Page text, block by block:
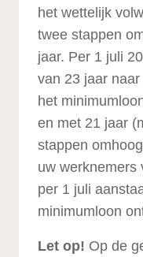
het wettelijk
twee stappen
jaar. Per 1 juli
van 23 jaar
het
en met 21 jaar
stappen
uw werknemers
per 1 juli
minimumloon
Let op! Op de